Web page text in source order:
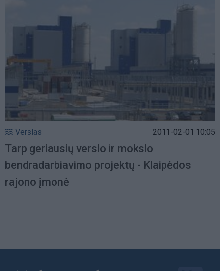
Verslas 2011-02-01 10:05
Tarp geriausių verslo ir mokslo
bendradarbiavimo projektų - Klaipėdos
rajono įmonė